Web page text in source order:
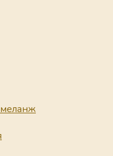
меланж